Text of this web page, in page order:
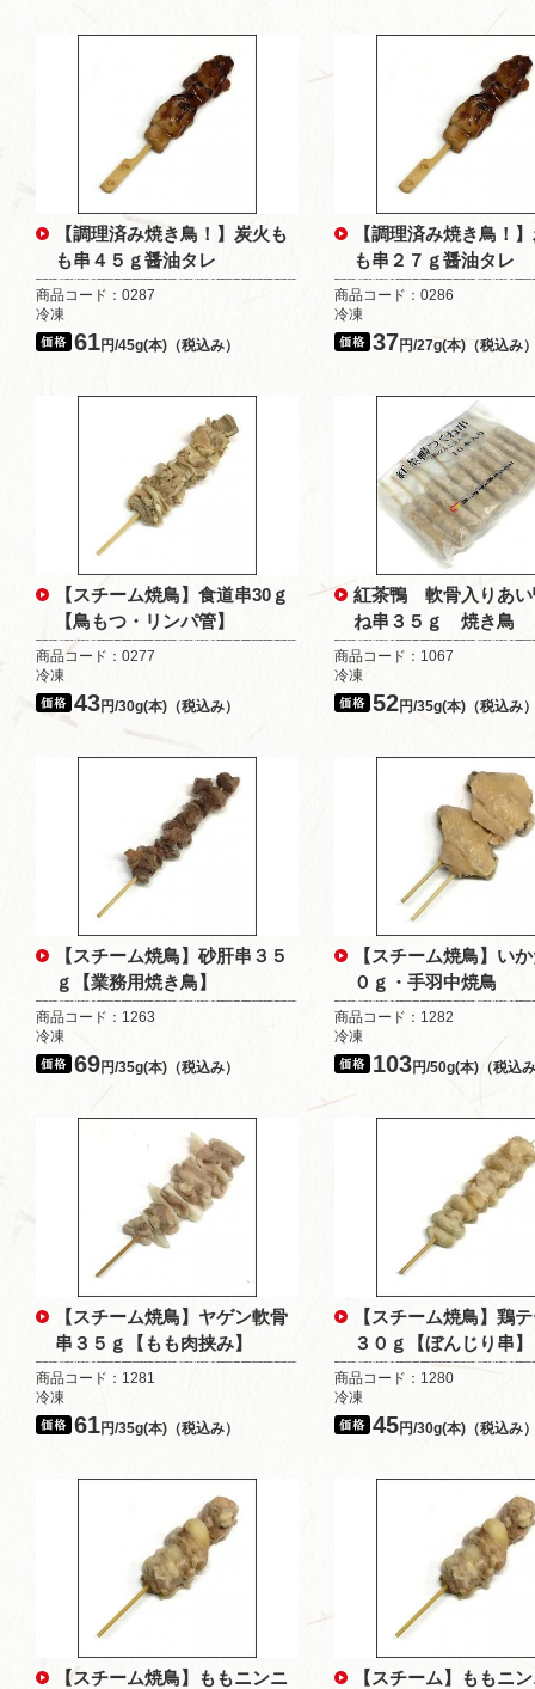
【調理済み焼き鳥！】炭火も
も串４５ｇ醤油タレ
商品コード：0287
冷凍
61円/45g(本)（税込み）
【調理済み焼き鳥！
も串２７ｇ醤油タレ
商品コード：0286
冷凍
37円/27g(本)（税込み
【スチーム焼鳥】食道串30ｇ
【鳥もつ・リンパ管】
商品コード：0277
冷凍
43円/30g(本)（税込み）
紅茶鴨 軟骨入りあい
ね串３５ｇ 焼き鳥
商品コード：1067
冷凍
52円/35g(本)（税込み
【スチーム焼鳥】砂肝串３５
ｇ【業務用焼き鳥】
商品コード：1263
冷凍
69円/35g(本)（税込み）
【スチーム焼鳥】い
０ｇ・手羽中焼鳥
商品コード：1282
冷凍
103円/50g(本)（税込
【スチーム焼鳥】ヤゲン軟骨
串３５ｇ【もも肉挟み】
商品コード：1281
冷凍
61円/35g(本)（税込み）
【スチーム焼鳥】鶏
３０ｇ【ぼんじり串】
商品コード：1280
冷凍
45円/30g(本)（税込み
【スチーム焼鳥】ももニンニ
【スチーム】ももニ